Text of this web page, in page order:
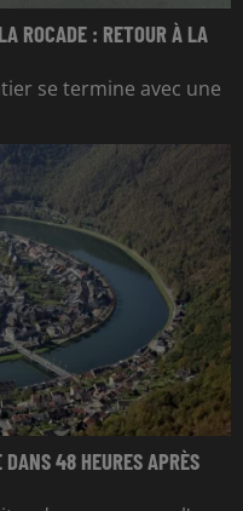
ROCADE : RETOUR À LA
se termine avec une
48 HEURES APRÈS